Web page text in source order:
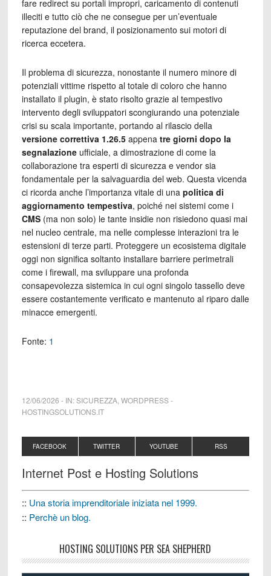
fare redirect su portali impropri, caricamento di contenuti
illeciti e tutto ciò che ne consegue per un’eventuale
reputazione del brand, il posizionamento sui motori di
ricerca eccetera.
Il problema di sicurezza, nonostante il numero minore di
potenziali vittime rispetto al totale di coloro che hanno
installato il plugin, è stato risolto grazie al tempestivo
intervento degli sviluppatori scongiurando una potenziale
crisi su scala importante, portando al rilascio della
versione correttiva 1.26.5appena tre giorni dopo la
segnalazioneufficiale, a dimostrazione di come la
collaborazione tra esperti di sicurezza e vendor sia
fondamentale per la salvaguardia del web. Questa vicenda
ci ricorda anche l’importanza vitale di una politica di
aggiornamento tempestiva, poiché nei sistemi come i
CMS(ma non solo) le tante insidie non risiedono quasi mai
nel nucleo centrale, ma nelle complesse interazioni tra le
estensioni di terze parti. Proteggere un ecosistema digitale
oggi non significa soltanto installare barriere perimetrali
come i firewall, ma sviluppare una profonda
consapevolezza sistemica in cui ogni singolo tassello deve
essere costantemente verificato e mantenuto al riparo dalle
minacce emergenti.
Fonte: 1
12/06/2026 - IN:SICUREZZA, WORDPRESS-
HOSTINGSOLUTIONS.IT
FACEBOOK TWITTER YOUTUBE RSS
Internet Post e Hosting Solutions
:: Una storia imprenditoriale iniziata nel 1999.
:: Perchè un blog.
HOSTING SOLUTIONS PER SEA SHEPHERD